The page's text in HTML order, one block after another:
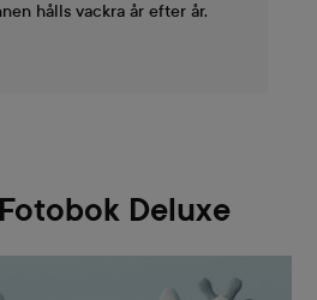
hålls vackra år efter år.
Deluxe